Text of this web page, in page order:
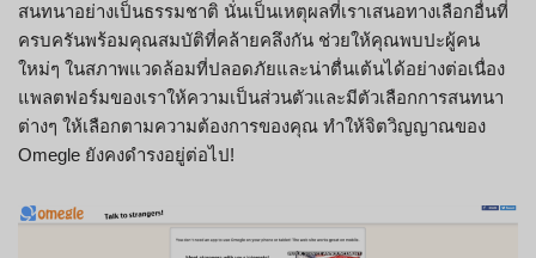
สนทนาอย่างเป็นธรรมชาติ นั่นเป็นเหตุผลที่เราเสนอทางเลือกอื่นที่
ครบครันพร้อมคุณสมบัติที่คล้ายคลึงกัน ช่วยให้คุณพบปะผู้คน
ใหม่ๆ ในสภาพแวดล้อมที่ปลอดภัยและน่าตื่นเต้นได้อย่างต่อเนื่อง
แพลตฟอร์มของเราให้ความเป็นส่วนตัวและมีตัวเลือกการสนทนา
ต่างๆ ให้เลือกตามความต้องการของคุณ ทำให้จิตวิญญาณของ
Omegle ยังคงดำรงอยู่ต่อไป!